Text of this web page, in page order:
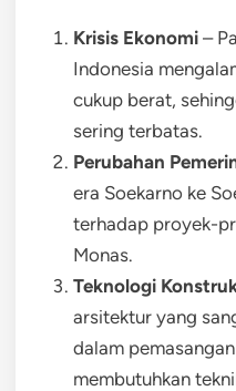
Krisis Ekonomi –
Indonesia
cukup berat,
sering terbatas.
Perubahan
era Soekarno ke
terhadap proyek-
Monas.
Teknologi
arsitektur yang
dalam
membutuhkan